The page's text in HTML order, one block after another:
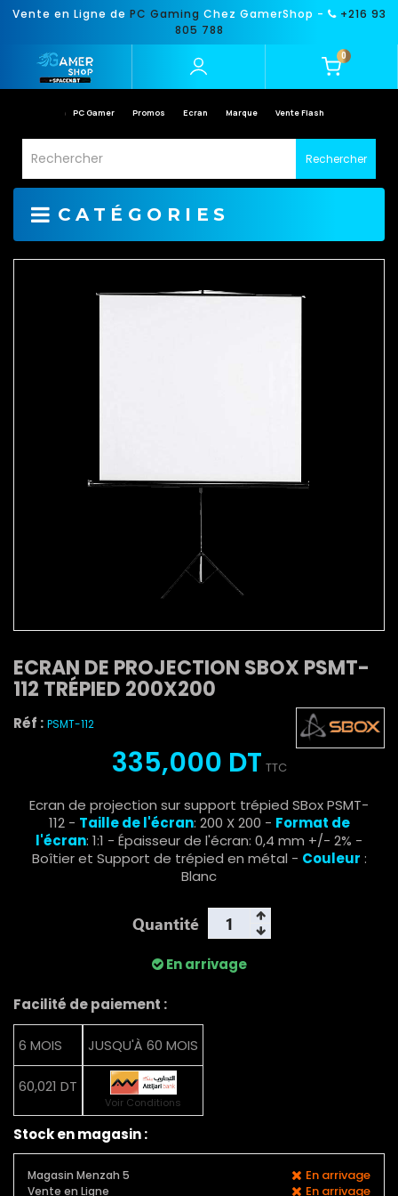
Vente en Ligne de PC Gaming Chez GamerShop -
+216 93
805 788
0
PC Gamer Promos Ecran Marque Vente Flash
Rechercher
CATÉGORIES
ECRAN DE PROJECTION SBOX PSMT-
112 TRÉPIED 200X200
Réf : PSMT-112
335,000 DT TTC
Ecran de projection sur support trépied SBox PSMT-
112 - Taille de l'écran: 200 X 200 - Format de
l'écran: 1:1 - Épaisseur de l'écran: 0,4 mm +/- 2% -
Boîtier et Support de trépied en métal - Couleur :
Blanc
Quantité
En arrivage
Facilité de paiement :
6 MOIS
60,021 DT
JUSQU'À 60 MOIS
Voir Conditions
Stock en magasin :
Magasin Menzah 5 En arrivage
Vente en Ligne En arrivage